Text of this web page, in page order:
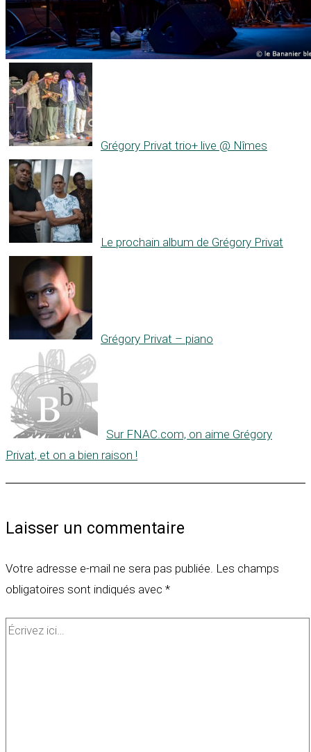
Grégory Privat trio+ live @ Nîmes
Le prochain album de Grégory Privat
Grégory Privat – piano
Sur FNAC.com, on aime Grégory
Privat, et on a bien raison !
Laisser un commentaire
Votre adresse e-mail ne sera pas publiée. Les champs
obligatoires sont indiqués avec *
Écrivez